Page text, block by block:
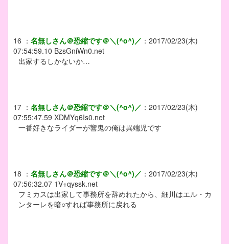
16 ： 名無しさん＠恐縮です＠＼(^o^)／ ： 2017/02/23(木)
07:54:59.10 BzsGniWn0.net
出家するしかないか…
17 ： 名無しさん＠恐縮です＠＼(^o^)／ ： 2017/02/23(木)
07:55:47.59 XDMYq6Is0.net
一番好きなライダーが響鬼の俺は異端児です
18 ： 名無しさん＠恐縮です＠＼(^o^)／ ： 2017/02/23(木)
07:56:32.07 1V+qyssk.net
フミカスは出家して事務所を辞めれたから、細川はエル・カ
ンターレを暗○すれば事務所に戻れる